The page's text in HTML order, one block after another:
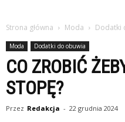
Strona główna Moda Dodatki
Moda Dodatki do obuwia
CO ZROBIĆ
STOPĘ?
Przez Redakcja - 22 grudnia 2024